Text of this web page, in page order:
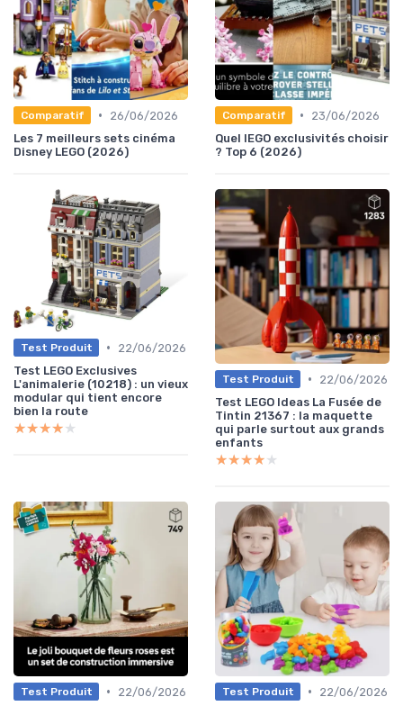
Comparatif •
26/06/2026
Les 7 meilleurs sets cinéma
Disney LEGO (2026)
Comparatif •
23/06/2026
Quel lEGO exclusivités choisir
? Top 6 (2026)
Test Produit •
22/06/2026
Test LEGO Exclusives
L'animalerie (10218) : un vieux
modular qui tient encore
bien la route
★★★★★
★★★★★
Test Produit •
22/06/2026
Test LEGO Ideas La Fusée de
Tintin 21367 : la maquette
qui parle surtout aux grands
enfants
★★★★★
★★★★★
Test Produit •
22/06/2026
Test Produit •
22/06/2026